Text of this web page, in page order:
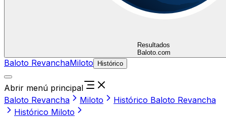
Resultados
Baloto.com
Baloto RevanchaMiloto Histórico
Abrir menú principal
Baloto Revancha
Miloto
Histórico Baloto Revancha
Histórico Miloto